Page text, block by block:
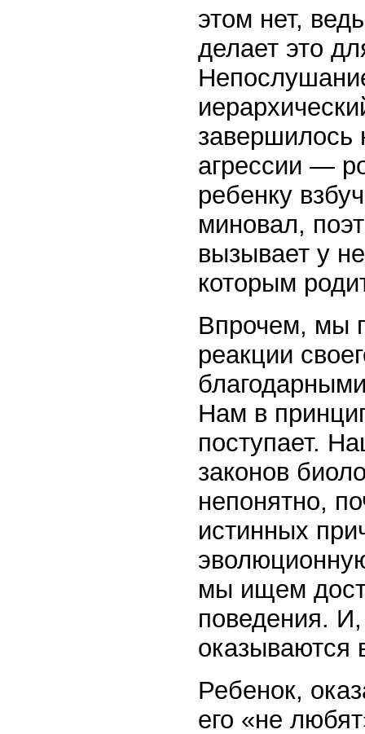
этом нет,
делает это
завершилось
агрессии —
ребенку
миновал,
вызывает у
которым
Впрочем, мы
реакции
Нам в
поступает.
законов
непонятно,
истинных
мы ищем
поведения.
оказываются
Ребенок,
его «не